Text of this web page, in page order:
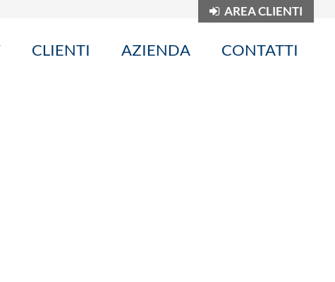
AREA CLIENTI
CLIENTI AZIENDA CONTATTI